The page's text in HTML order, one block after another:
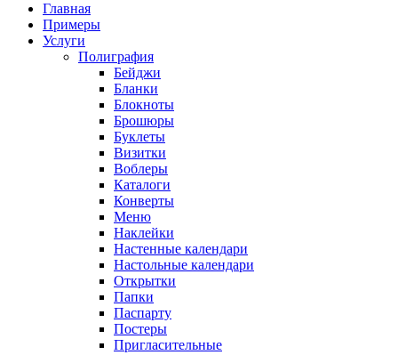
Главная
Примеры
Услуги
Полиграфия
Бейджи
Бланки
Блокноты
Брошюры
Буклеты
Визитки
Воблеры
Каталоги
Конверты
Меню
Наклейки
Настенные календари
Настольные календари
Открытки
Папки
Паспарту
Постеры
Пригласительные